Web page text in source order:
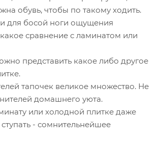
обувь, чтобы по такому ходить.
для босой ноги ощущения
сравнение с ламинатом или
представить какое либо другое
тапочек великое множество. Не
домашнего уюта.
или холодной плитке даже
- сомнительнейшее